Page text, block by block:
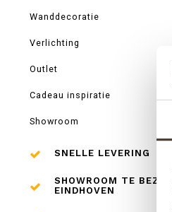
Wanddecoratie
Verlichting
Outlet
Cadeau inspiratie
Showroom
SNELLE LEVERING
SHOWROOM TE
EINDHOVEN